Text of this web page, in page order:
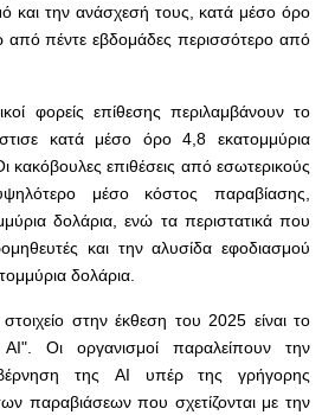
και την ανάσχεσή τους, κατά μέσο όρο
πέντε εβδομάδες περισσότερο από
φορείς επίθεσης περιλαμβάνουν το
κατά μέσο όρο 4,8 εκατομμύρια
κακόβουλες επιθέσεις από εσωτερικούς
μέσο κόστος παραβίασης,
δολάρια, ενώ τα περιστατικά που
και την αλυσίδα εφοδιασμού
δολάρια.
στην έκθεση του 2025 είναι το
Οι οργανισμοί παραλείπουν την
της AI υπέρ της γρήγορης
παραβιάσεων που σχετίζονται με την